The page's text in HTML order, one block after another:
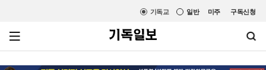
미주 구독신청
일반
기독교